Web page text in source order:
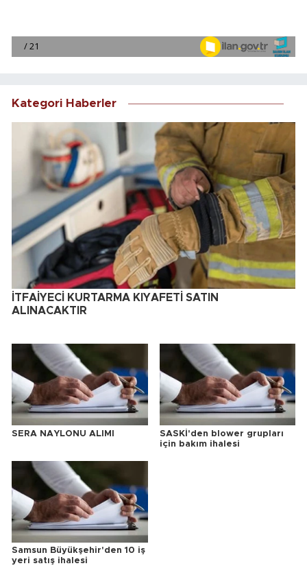
Kategori Haberler
İTFAİYECİ KURTARMA KIYAFETİ SATIN
ALINACAKTIR
SERA NAYLONU ALIMI
SASKİ'den blower grupları
için bakım ihalesi
Samsun Büyükşehir'den 10 iş
yeri satış ihalesi